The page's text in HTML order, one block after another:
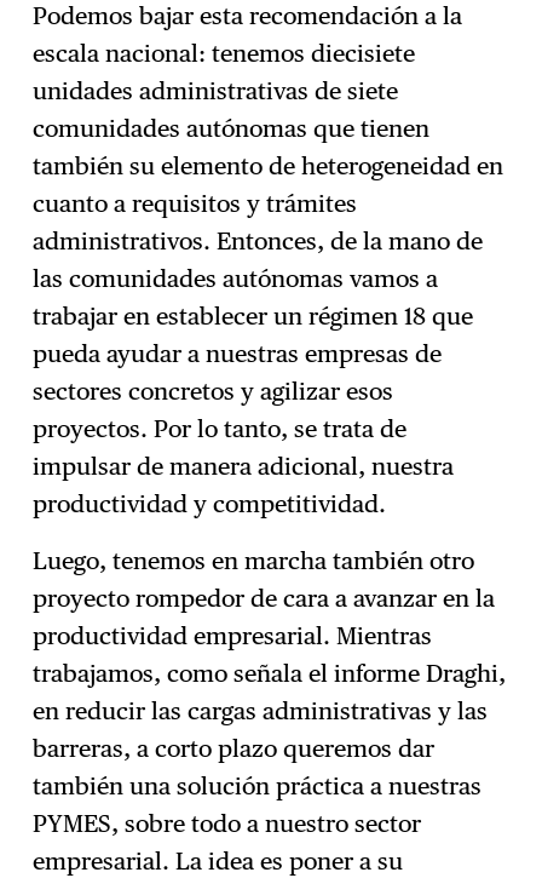
Podemos bajar esta recomendación a la
escala nacional: tenemos diecisiete
unidades administrativas de siete
comunidades autónomas que tienen
también su elemento de heterogeneidad en
cuanto a requisitos y trámites
administrativos. Entonces, de la mano de
las comunidades autónomas vamos a
trabajar en establecer un régimen 18 que
pueda ayudar a nuestras empresas de
sectores concretos y agilizar esos
proyectos. Por lo tanto, se trata de
impulsar de manera adicional, nuestra
productividad y competitividad.
Luego, tenemos en marcha también otro
proyecto rompedor de cara a avanzar en la
productividad empresarial. Mientras
trabajamos, como señala el informe Draghi,
en reducir las cargas administrativas y las
barreras, a corto plazo queremos dar
también una solución práctica a nuestras
PYMES, sobre todo a nuestro sector
empresarial. La idea es poner a su